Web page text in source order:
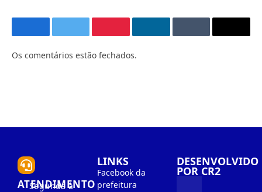
FacebookTwitter PinterestO
Tumblr E-
Os comentários estão fechados.
ATENDIMENTO
Segunda à
LINKS
Facebook da
prefeitura
DESENVOLVIDO
POR CR2